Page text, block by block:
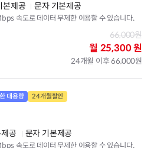
본제공
문자 기본제공
속도로 데이터 무제한 이용할 수 있습니다.
66,000원
월 25,300 원
24개월 이후 66,000원
대용량 24개월할인
공
문자 기본제공
속도로 데이터 무제한 이용할 수 있습니다.